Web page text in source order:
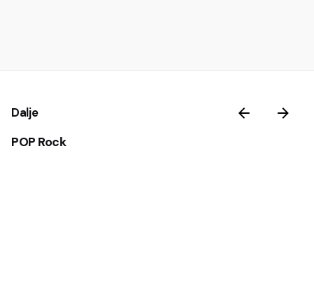
Dalje
POP Rock